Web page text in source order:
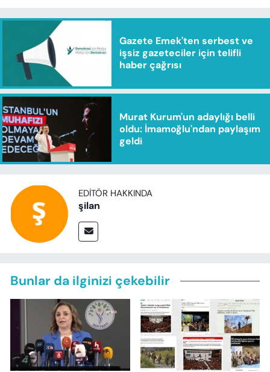
Gazete Emek'ten serbest ve
işsiz gazeteciler için telifli
haber çağrısı
Murat Kurum'un adaylığı belli
oldu: İmamoğlu'ndan paylaşım
geldi
EDITÖR HAKKINDA
şilan
Bunlar da ilginizi çekebilir